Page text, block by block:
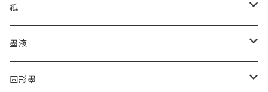
漢字用
高誠堂
あかしや
かな用
高誠堂
紙
漢字用
半紙
かな用
墨液
漢字用
固形墨